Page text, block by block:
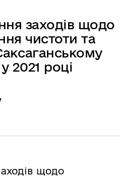
заходів щодо
чистоти та
2021 році
щодо